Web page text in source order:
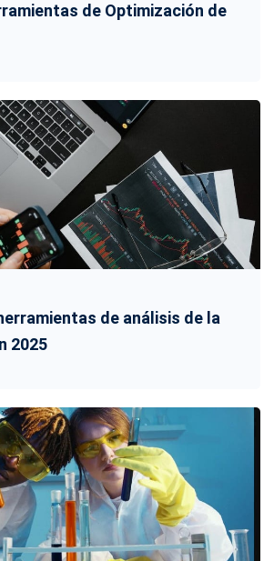
de Optimización de
de análisis de la
2025